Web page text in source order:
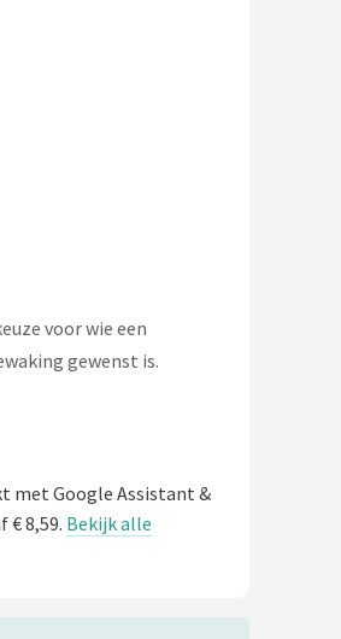
voor wie een
gewenst is.
met Google Assistant &
€ 8,59. Bekijk alle